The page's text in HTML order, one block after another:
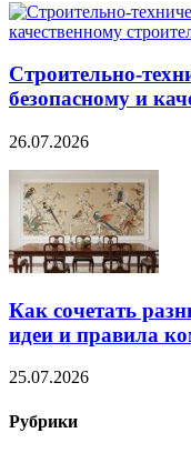
безопасному и
26.07.2026
Как сочетать
идеи и правила
25.07.2026
Рубрики